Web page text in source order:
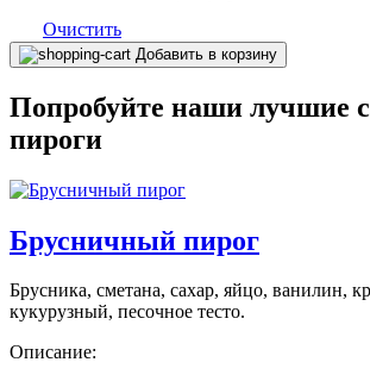
Очистить
Количество
товара
Тарт
с
клубникой
Добавить в корзину
Попробуйте наши лучшие
пироги
Брусничный пирог
Брусника, сметана, сахар, яйцо, ванилин,
кукурузный, песочное тесто.
Описание: